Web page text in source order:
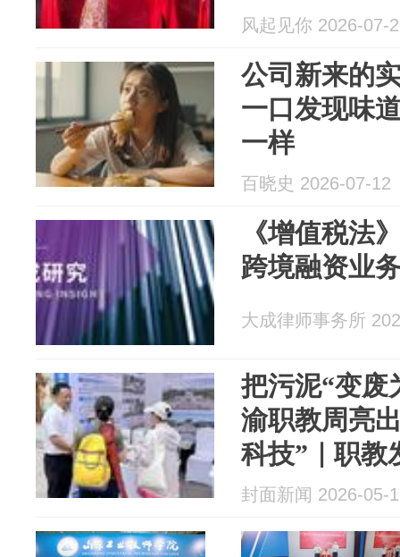
风起见你 2026-07-
公司新来的
一口发现味
一样
百晓史 2026-07-12
《增值税
跨境融资业
大成律师事务所
把污泥“变废
渝职教周亮
科技”｜职教
封面新闻 2026-05-